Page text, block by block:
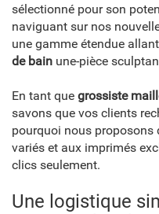
sélectionné pour son
naviguant sur nos
une gamme étendue
de bain une-pièce
En tant que grossiste
savons que vos clients
pourquoi nous proposons
variés et aux imprimés
clics seulement.
Une logistique